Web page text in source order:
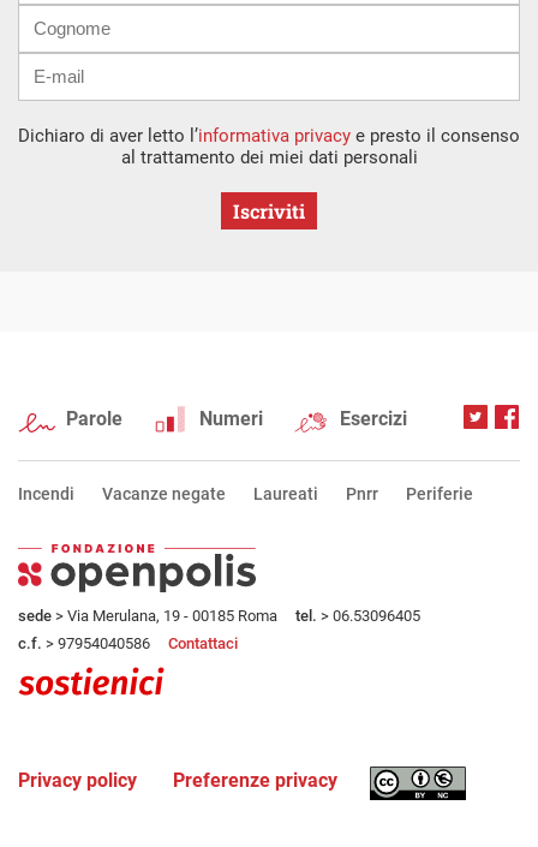
Dichiaro di aver letto l’informativa privacy e presto il consenso
al trattamento dei miei dati personali
Iscriviti
Parole Numeri Esercizi
Incendi Vacanze negate Laureati Pnrr Periferie
sede > Via Merulana, 19 - 00185 Roma tel. > 06.53096405
c.f. > 97954040586 Contattaci
Privacy policy Preferenze privacy